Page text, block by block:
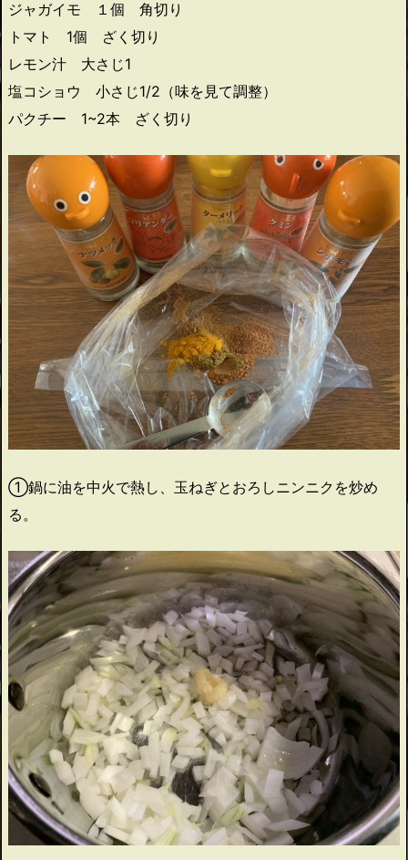
ジャガイモ １個 角切り
トマト 1個 ざく切り
レモン汁 大さじ1
塩コショウ 小さじ1/2（味を見て調整）
パクチー 1~2本 ざく切り
①鍋に油を中火で熱し、玉ねぎとおろしニンニクを炒め
る。